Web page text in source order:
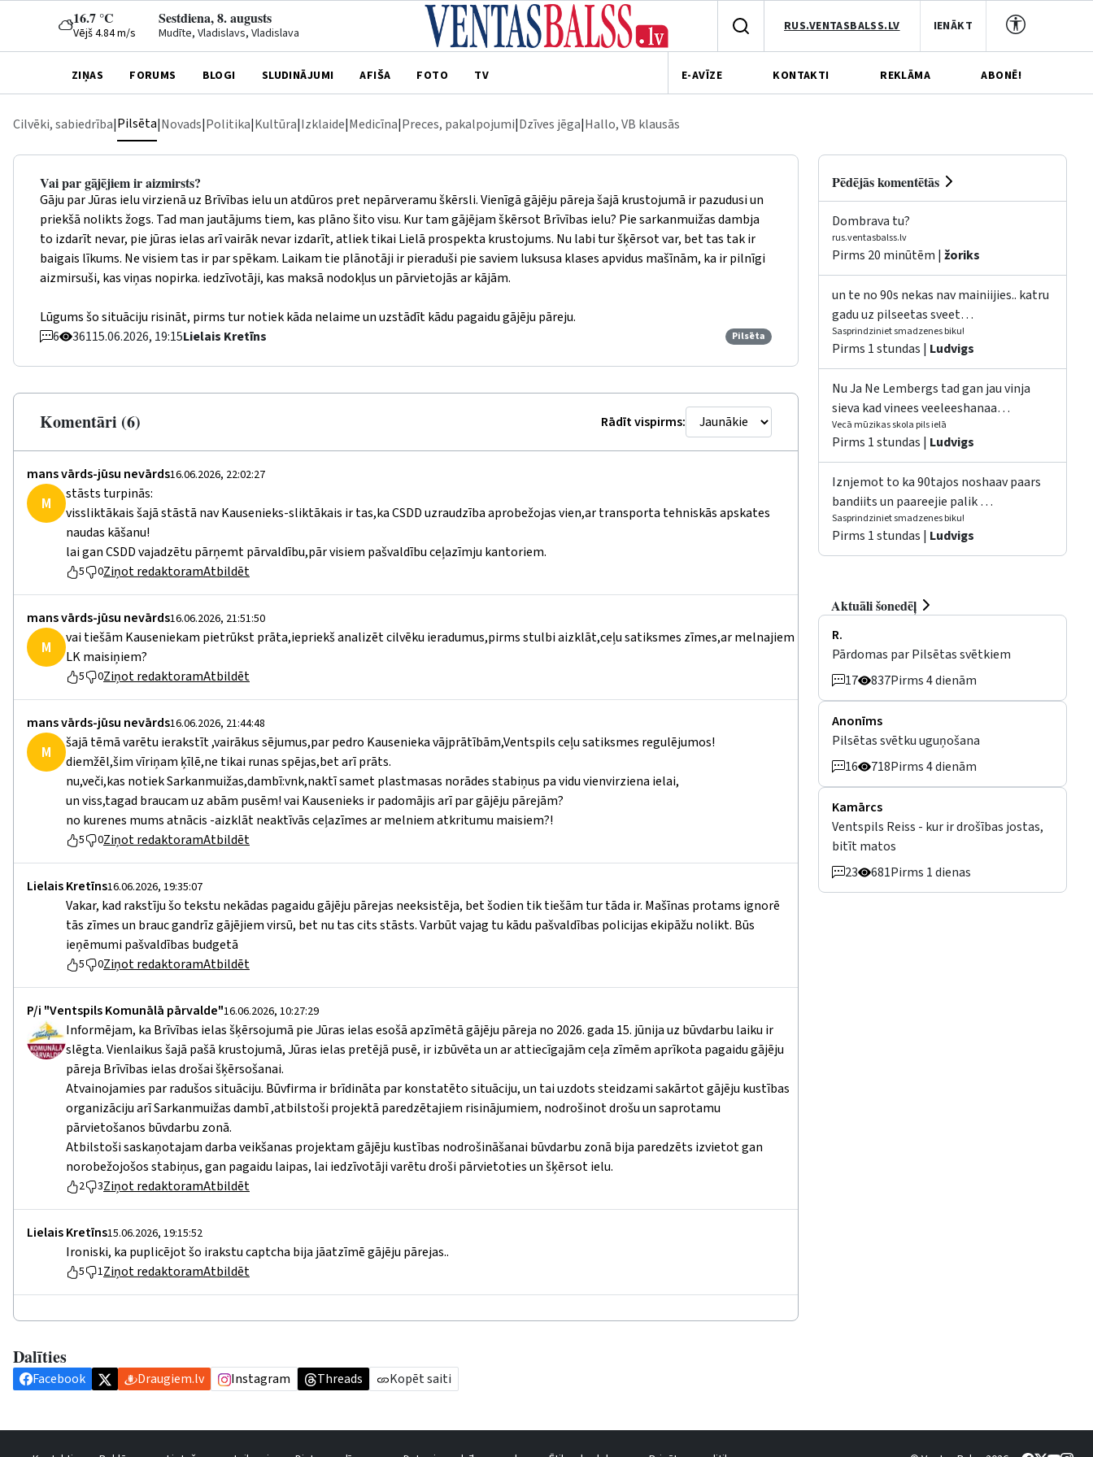
16.7 °C
Vējš 4.84 m/s
Sestdiena, 8. augusts
Mudīte, Vladislavs, Vladislava RUS.VENTASBALSS.LV IENĀKT
ZIŅAS FORUMS BLOGI SLUDINĀJUMI AFIŠA FOTO TV E-AVĪZE KONTAKTI REKLĀMA ABONĒ!
Cilvēki, sabiedrība|Pilsēta|Novads|Politika|Kultūra|Izklaide|Medicīna|Preces, pakalpojumi|Dzīves jēga|Hallo, VB klausās
Vai par gājējiem ir aizmirsts?
Gāju par Jūras ielu virzienā uz Brīvības ielu un atdūros pret nepārveramu škērsli. Vienīgā gājēju pāreja šajā krustojumā ir pazudusi un
priekšā nolikts žogs. Tad man jautājums tiem, kas plāno šito visu. Kur tam gājējam škērsot Brīvības ielu? Pie sarkanmuižas dambja
to izdarīt nevar, pie jūras ielas arī vairāk nevar izdarīt, atliek tikai Lielā prospekta krustojums. Nu labi tur šķērsot var, bet tas tak ir
baigais līkums. Ne visiem tas ir par spēkam. Laikam tie plānotāji ir pieraduši pie saviem luksusa klases apvidus mašīnām, ka ir pilnīgi
aizmirsuši, kas viņas nopirka. iedzīvotāji, kas maksā nodokļus un pārvietojās ar kājām.
Lūgums šo situāciju risināt, pirms tur notiek kāda nelaime un uzstādīt kādu pagaidu gājēju pāreju.
6
36115.06.2026, 19:15Lielais Kretīns Pilsēta
Komentāri (6) Rādīt vispirms:
mans vārds-jūsu nevārds16.06.2026, 22:02:27
M
stāsts turpinās:
vissliktākais šajā stāstā nav Kausenieks-sliktākais ir tas,ka CSDD uzraudzība aprobežojas vien,ar transporta tehniskās apskates
naudas kāšanu!
lai gan CSDD vajadzētu pārņemt pārvaldību,pār visiem pašvaldību ceļazīmju kantoriem.
5 0Ziņot redaktoramAtbildēt
mans vārds-jūsu nevārds16.06.2026, 21:51:50
M
vai tiešām Kauseniekam pietrūkst prāta,iepriekš analizēt cilvēku ieradumus,pirms stulbi aizklāt,ceļu satiksmes zīmes,ar melnajiem
LK maisiņiem?
5 0Ziņot redaktoramAtbildēt
mans vārds-jūsu nevārds16.06.2026, 21:44:48
M
šajā tēmā varētu ierakstīt ,vairākus sējumus,par pedro Kausenieka vājprātībām,Ventspils ceļu satiksmes regulējumos!
diemžēl,šim vīriņam ķīlē,ne tikai runas spējas,bet arī prāts.
nu,veči,kas notiek Sarkanmuižas,dambī:vnk,naktī samet plastmasas norādes stabiņus pa vidu vienvirziena ielai,
un viss,tagad braucam uz abām pusēm! vai Kausenieks ir padomājis arī par gājēju pārejām?
no kurenes mums atnācis -aizklāt neaktīvās ceļazīmes ar melniem atkritumu maisiem?!
5 0Ziņot redaktoramAtbildēt
Lielais Kretīns16.06.2026, 19:35:07
Vakar, kad rakstīju šo tekstu nekādas pagaidu gājēju pārejas neeksistēja, bet šodien tik tiešām tur tāda ir. Mašīnas protams ignorē
tās zīmes un brauc gandrīz gājējiem virsū, bet nu tas cits stāsts. Varbūt vajag tu kādu pašvaldības policijas ekipāžu nolikt. Būs
ieņēmumi pašvaldības budgetā
5 0Ziņot redaktoramAtbildēt
P/i "Ventspils Komunālā pārvalde"16.06.2026, 10:27:29
Informējam, ka Brīvības ielas šķērsojumā pie Jūras ielas esošā apzīmētā gājēju pāreja no 2026. gada 15. jūnija uz būvdarbu laiku ir
slēgta. Vienlaikus šajā pašā krustojumā, Jūras ielas pretējā pusē, ir izbūvēta un ar attiecīgajām ceļa zīmēm aprīkota pagaidu gājēju
pāreja Brīvības ielas drošai šķērsošanai.
Atvainojamies par radušos situāciju. Būvfirma ir brīdināta par konstatēto situāciju, un tai uzdots steidzami sakārtot gājēju kustības
organizāciju arī Sarkanmuižas dambī ,atbilstoši projektā paredzētajiem risinājumiem, nodrošinot drošu un saprotamu
pārvietošanos būvdarbu zonā.
Atbilstoši saskaņotajam darba veikšanas projektam gājēju kustības nodrošināšanai būvdarbu zonā bija paredzēts izvietot gan
norobežojošos stabiņus, gan pagaidu laipas, lai iedzīvotāji varētu droši pārvietoties un šķērsot ielu.
2 3Ziņot redaktoramAtbildēt
Lielais Kretīns15.06.2026, 19:15:52
Ironiski, ka puplicējot šo irakstu captcha bija jāatzīmē gājēju pārejas..
5 1Ziņot redaktoramAtbildēt
Dalīties
Facebook Draugiem.lv Instagram Threads Kopēt saiti
Pēdējās komentētās
Dombrava tu?
rus.ventasbalss.lv
Pirms 20 minūtēm | žoriks
un te no 90s nekas nav mainiijies.. katru
gadu uz pilseetas sveet…
Sasprindziniet smadzenes biku!
Pirms 1 stundas | Ludvigs
Nu Ja Ne Lembergs tad gan jau vinja
sieva kad vinees veeleeshanaa…
Vecā mūzikas skola pils ielā
Pirms 1 stundas | Ludvigs
Iznjemot to ka 90tajos noshaav paars
bandiits un paareejie palik …
Sasprindziniet smadzenes biku!
Pirms 1 stundas | Ludvigs
Aktuāli šonedēļ
R.
Pārdomas par Pilsētas svētkiem
17
837Pirms 4 dienām
Anonīms
Pilsētas svētku uguņošana
16
718Pirms 4 dienām
Kamārcs
Ventspils Reiss - kur ir drošības jostas,
bitīt matos
23
681Pirms 1 dienas